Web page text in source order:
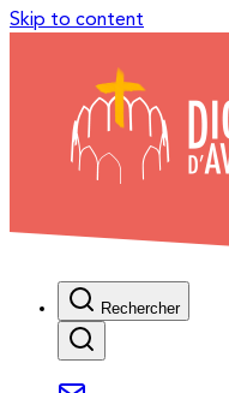
Skip to content
Rechercher